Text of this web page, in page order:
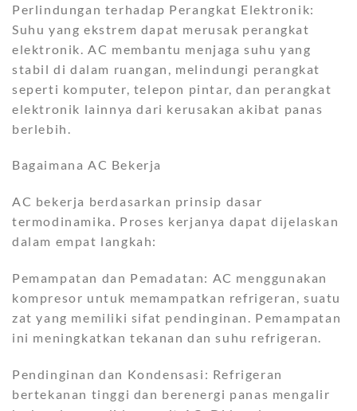
Perlindungan terhadap Perangkat Elektronik:
Suhu yang ekstrem dapat merusak perangkat
elektronik. AC membantu menjaga suhu yang
stabil di dalam ruangan, melindungi perangkat
seperti komputer, telepon pintar, dan perangkat
elektronik lainnya dari kerusakan akibat panas
berlebih.
Bagaimana AC Bekerja
AC bekerja berdasarkan prinsip dasar
termodinamika. Proses kerjanya dapat dijelaskan
dalam empat langkah:
Pemampatan dan Pemadatan: AC menggunakan
kompresor untuk memampatkan refrigeran, suatu
zat yang memiliki sifat pendinginan. Pemampatan
ini meningkatkan tekanan dan suhu refrigeran.
Pendinginan dan Kondensasi: Refrigeran
bertekanan tinggi dan berenergi panas mengalir